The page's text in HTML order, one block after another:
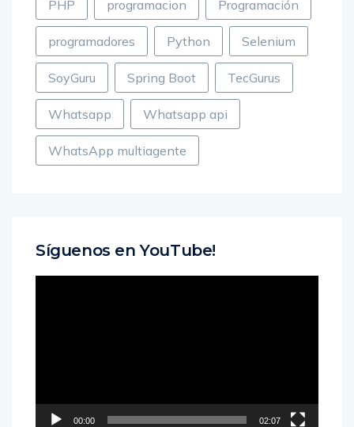
PHP programacion Programación
programadores Python Selenium
SoyGuru Spring Boot TecGurus
Whatsapp Whatsapp api
WhatsApp multiagente